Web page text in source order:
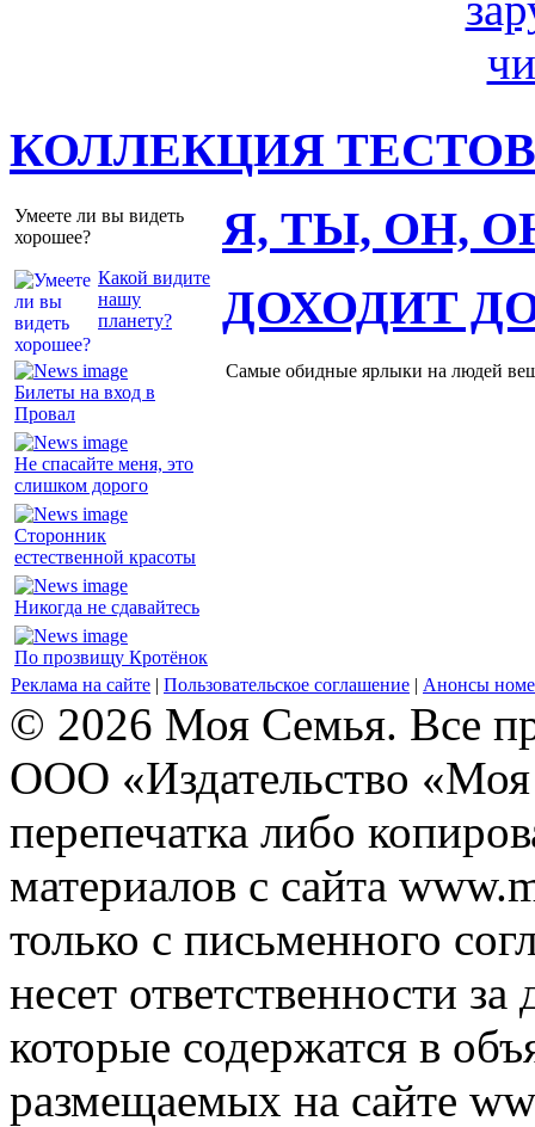
КОЛЛЕКЦИЯ ТЕСТОВ
Умеете ли вы видеть
хорошее?
Какой видите
нашу
планету?
Я, ТЫ, ОН,
Билеты на вход в
Провал
Не спасайте меня, это
слишком дорого
Сторонник
естественной красоты
Никогда не сдавайтесь
По прозвищу Кротёнок
ДОХОДИТ
Самые обидные ярлыки на людей
Реклама на сайте | Пользовательское соглашение | Анонсы
© 2026 Моя Семья. Все
ООО «Издательство
перепечатка либо
материалов с сайта
только с письменного
несет ответственности
которые содержатся в
размещаемых на сайте